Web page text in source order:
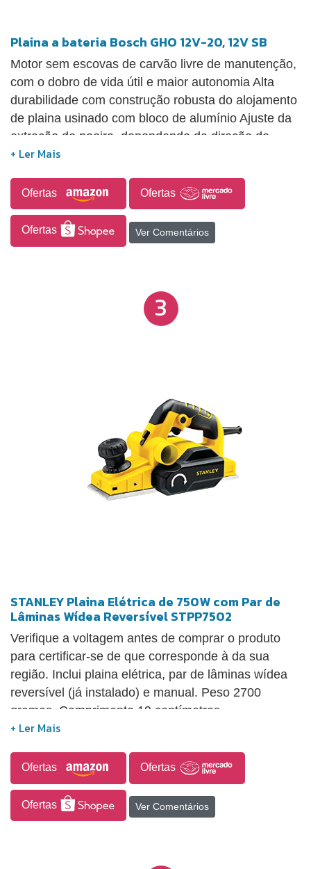
Plaina a bateria Bosch GHO 12V-20, 12V SB
Motor sem escovas de carvão livre de manutenção,
com o dobro de vida útil e maior autonomia Alta
durabilidade com construção robusta do alojamento
de plaina usinado com bloco de alumínio Ajuste da
extração de poeira, dependendo da direção do
aplanamento Porta-faca para segurar uma segunda
Baterias e Carregadores 12V Bosch
Ofertas Ofertas
Ofertas Ver Comentários
3
STANLEY Plaina Elétrica de 750W com Par de
Lâminas Wídea Reversível STPP7502
Verifique a voltagem antes de comprar o produto
para certificar-se de que corresponde à da sua
região. Inclui plaina elétrica, par de lâminas wídea
reversível (já instalado) e manual. Peso 2700
gramas. Comprimento 19 centímetros.
Ofertas Ofertas
Ofertas Ver Comentários